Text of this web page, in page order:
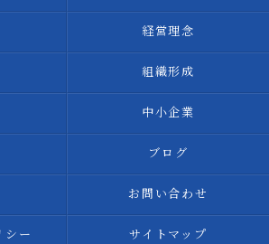
経営理念
組織形成
中小企業
ブログ
お問い合わせ
シー サイトマップ